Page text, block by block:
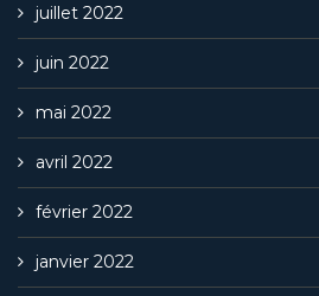
juillet 2022
juin 2022
mai 2022
avril 2022
février 2022
janvier 2022